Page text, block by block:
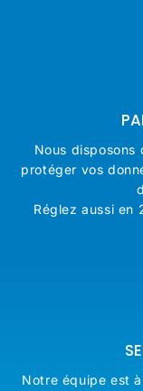
Nous disposons
protéger vos
Réglez aussi en
Notre équipe est